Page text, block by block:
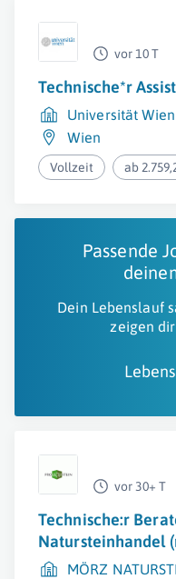
vor 10 T
Technische*r
Universität Wien
Wien
Vollzeit ab
Passende
Dein Lebenslauf
zeigen
vor 30+ T
Technische:r
Natursteinhandel
MÖRZ